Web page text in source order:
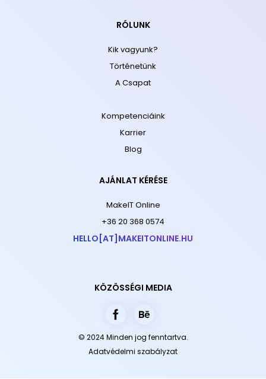
RÓLUNK
Kik vagyunk?
Történetünk
A Csapat
Kompetenciáink
Karrier
Blog
AJÁNLAT KÉRÉSE
MakeIT Online
+36 20 368 0574
HELLO[AT]MAKEITONLINE.HU
KÖZÖSSÉGI MEDIA
© 2024 Minden jog fenntartva.
Adatvédelmi szabályzat